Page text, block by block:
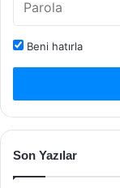
Beni hatırla
Son Yazılar